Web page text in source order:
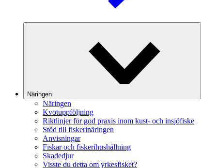
Näringen
Näringen
Kvotuppföljning
Riktlinjer för god praxis inom kust- och insjöfiske
Stöd till fiskerinäringen
Anvisningar
Fiskar och fiskerihushållning
Skadedjur
Visste du detta om yrkesfisket?